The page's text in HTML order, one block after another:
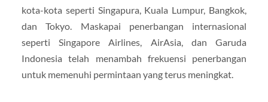
kota-kota seperti Singapura, Kuala Lumpur, Bangkok,
dan Tokyo. Maskapai penerbangan internasional
seperti Singapore Airlines, AirAsia, dan Garuda
Indonesia telah menambah frekuensi penerbangan
untuk memenuhi permintaan yang terus meningkat.